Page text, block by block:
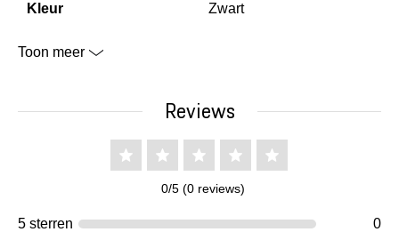
Kleur Zwart
Toon meer
Reviews
0/5 (0 reviews)
5 sterren
0